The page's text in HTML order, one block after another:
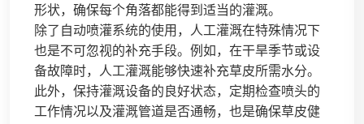
形状，确保每个角落都能得到适当的灌溉。
除了自动喷灌系统的使用，人工灌溉在特殊情况下
也是不可忽视的补充手段。例如，在干旱季节或设
备故障时，人工灌溉能够快速补充草皮所需水分。
此外，保持灌溉设备的良好状态，定期检查喷头的
工作情况以及灌溉管道是否通畅，也是确保草皮健